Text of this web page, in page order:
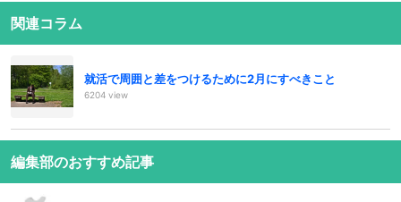
関連コラム
就活で周囲と差をつけるために2月にすべきこと
6204 view
編集部のおすすめ記事